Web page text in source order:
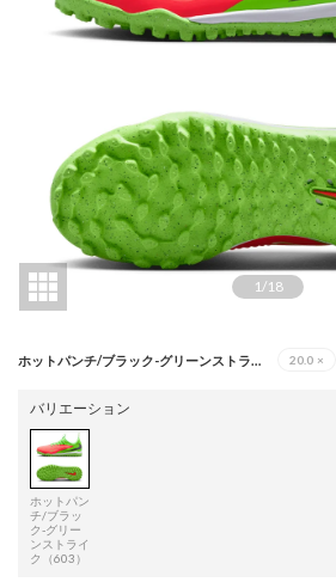
1/18
ホットパンチ/ブラック-グリーンストライク（603） 20.0 ×
バリエーション
ホットパン
チ/ブラッ
ク-グリー
ンストライ
ク（603）